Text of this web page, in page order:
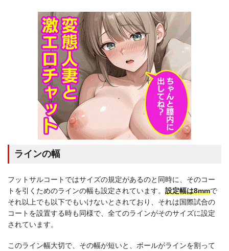
ラインの幅
フットサルコートではサイズの規定があるのと同時に、そのコー
トを引くためのラインの幅も設定されています。 設定幅は8mmで
それ以上でも以下でもいけないとされており、それは国際試合の
コートを設置する時も同様で、全てのラインがそのサイズに設定
されています。
このライン幅大切で、その幅が短いと、ボールがラインを割って